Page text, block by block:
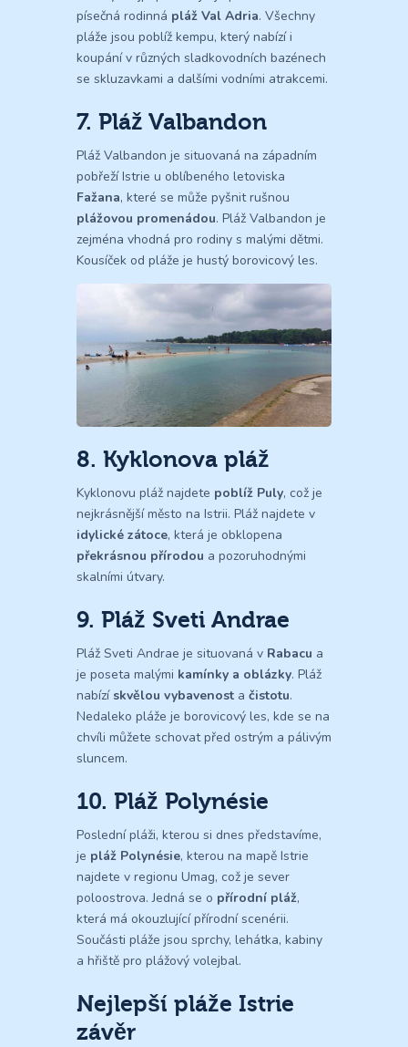
písečná rodinná pláž Val Adria. Všechny
pláže jsou poblíž kempu, který nabízí i
koupání v různých sladkovodních bazénech
se skluzavkami a dalšími vodními atrakcemi.
7. Pláž Valbandon
Pláž Valbandon je situovaná na západním
pobřeží Istrie u oblíbeného letoviska
Fažana, které se může pyšnit rušnou
plážovou promenádou. Pláž Valbandon je
zejména vhodná pro rodiny s malými dětmi.
Kousíček od pláže je hustý borovicový les.
8. Kyklonova pláž
Kyklonovu pláž najdete poblíž Puly, což je
nejkrásnější město na Istrii. Pláž najdete v
idylické zátoce, která je obklopena
překrásnou přírodou a pozoruhodnými
skalními útvary.
9. Pláž Sveti Andrae
Pláž Sveti Andrae je situovaná v Rabacu a
je poseta malými kamínky a oblázky. Pláž
nabízí skvělou vybavenost a čistotu.
Nedaleko pláže je borovicový les, kde se na
chvíli můžete schovat před ostrým a pálivým
sluncem.
10. Pláž Polynésie
Poslední pláži, kterou si dnes představíme,
je pláž Polynésie, kterou na mapě Istrie
najdete v regionu Umag, což je sever
poloostrova. Jedná se o přírodní pláž,
která má okouzlující přírodní scenérii.
Součásti pláže jsou sprchy, lehátka, kabiny
a hřiště pro plážový volejbal.
Nejlepší pláže Istrie
závěr